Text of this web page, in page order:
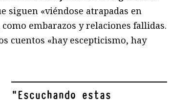
siguen «viéndose atrapadas en
embarazos y relaciones fallidas.
cuentos «hay escepticismo, hay
"Escuchando estas